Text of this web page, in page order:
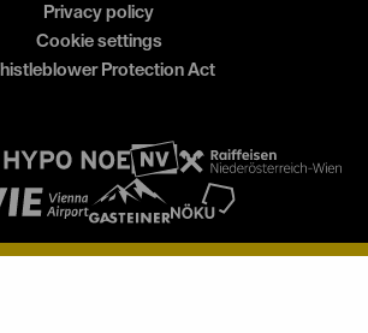
Privacy policy
Cookie settings
Protection Act